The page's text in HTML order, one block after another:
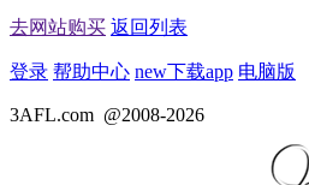
去网站购买 返回列表
登录 帮助中心 new下载app 电脑版
3AFL.com @2008-2026